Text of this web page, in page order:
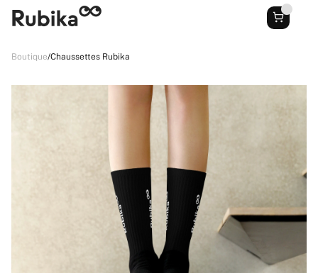
Boutique/Chaussettes Rubika